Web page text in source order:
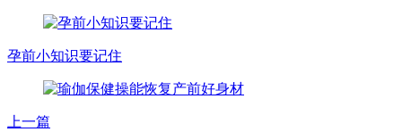
孕前小知识要记住
上一篇